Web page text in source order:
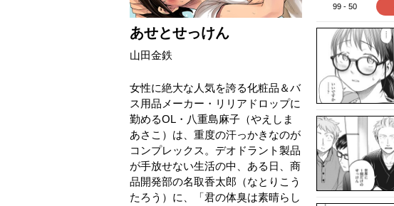
あせとせっけん
山田金鉄
女性に絶大な人気を誇る化粧品＆バ
ス用品メーカー・リリアドロップに
勤めるOL・八重島麻子（やえしま
あさこ）は、重度の汗っかきなのが
コンプレックス。デオドラント製品
が手放せない生活の中、ある日、商
品開発部の名取香太郎（なとりこう
たろう）に、「君の体臭は素晴らし
99 - 50